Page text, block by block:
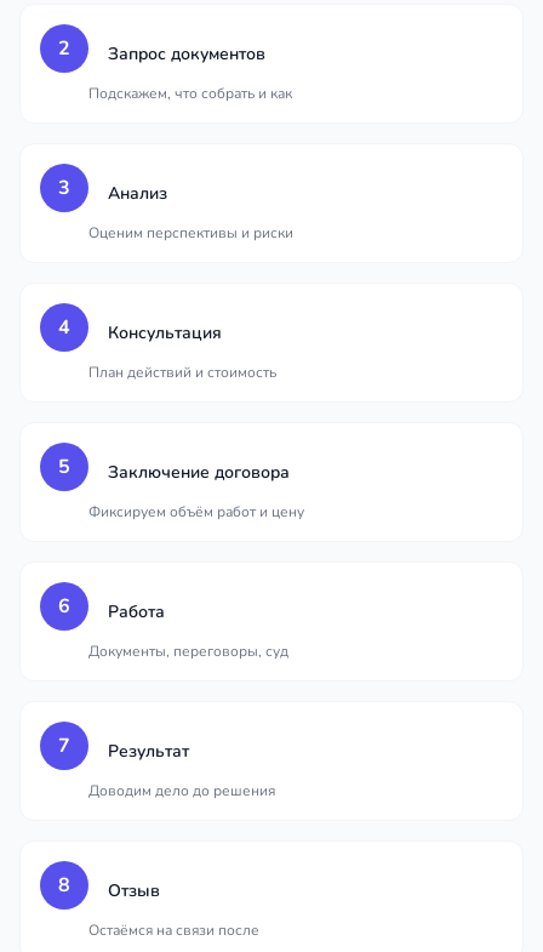
2 Запрос документов
Подскажем, что собрать и как
3 Анализ
Оценим перспективы и риски
4 Консультация
План действий и стоимость
5 Заключение договора
Фиксируем объём работ и цену
6 Работа
Документы, переговоры, суд
7 Результат
Доводим дело до решения
8 Отзыв
Остаёмся на связи после